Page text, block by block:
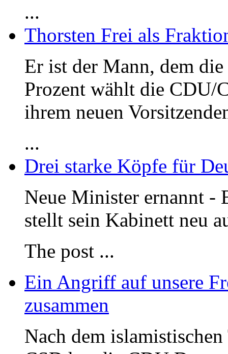
...
Thorsten Frei als
Er ist der Mann, dem
Prozent wählt die CDU/
ihrem neuen
...
Drei starke Köpfe für
Neue Minister ernannt -
stellt sein Kabinett neu
The post ...
Ein Angriff auf unsere
zusammen
Nach dem